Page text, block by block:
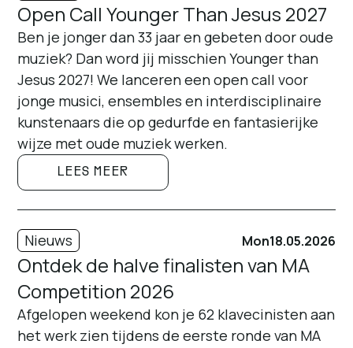
Open Call Younger Than Jesus 2027
Ben je jonger dan 33 jaar en gebeten door oude
muziek? Dan word jij misschien Younger than
Jesus 2027! We lanceren een open call voor
jonge musici, ensembles en interdisciplinaire
kunstenaars die op gedurfde en fantasierijke
wijze met oude muziek werken.
LEES MEER
Nieuws Mon18.05.2026
Ontdek de halve finalisten van MA
Competition 2026
Afgelopen weekend kon je 62 klavecinisten aan
het werk zien tijdens de eerste ronde van MA